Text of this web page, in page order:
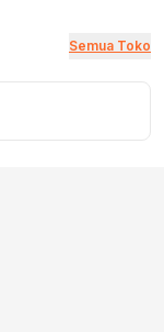
Semua Toko